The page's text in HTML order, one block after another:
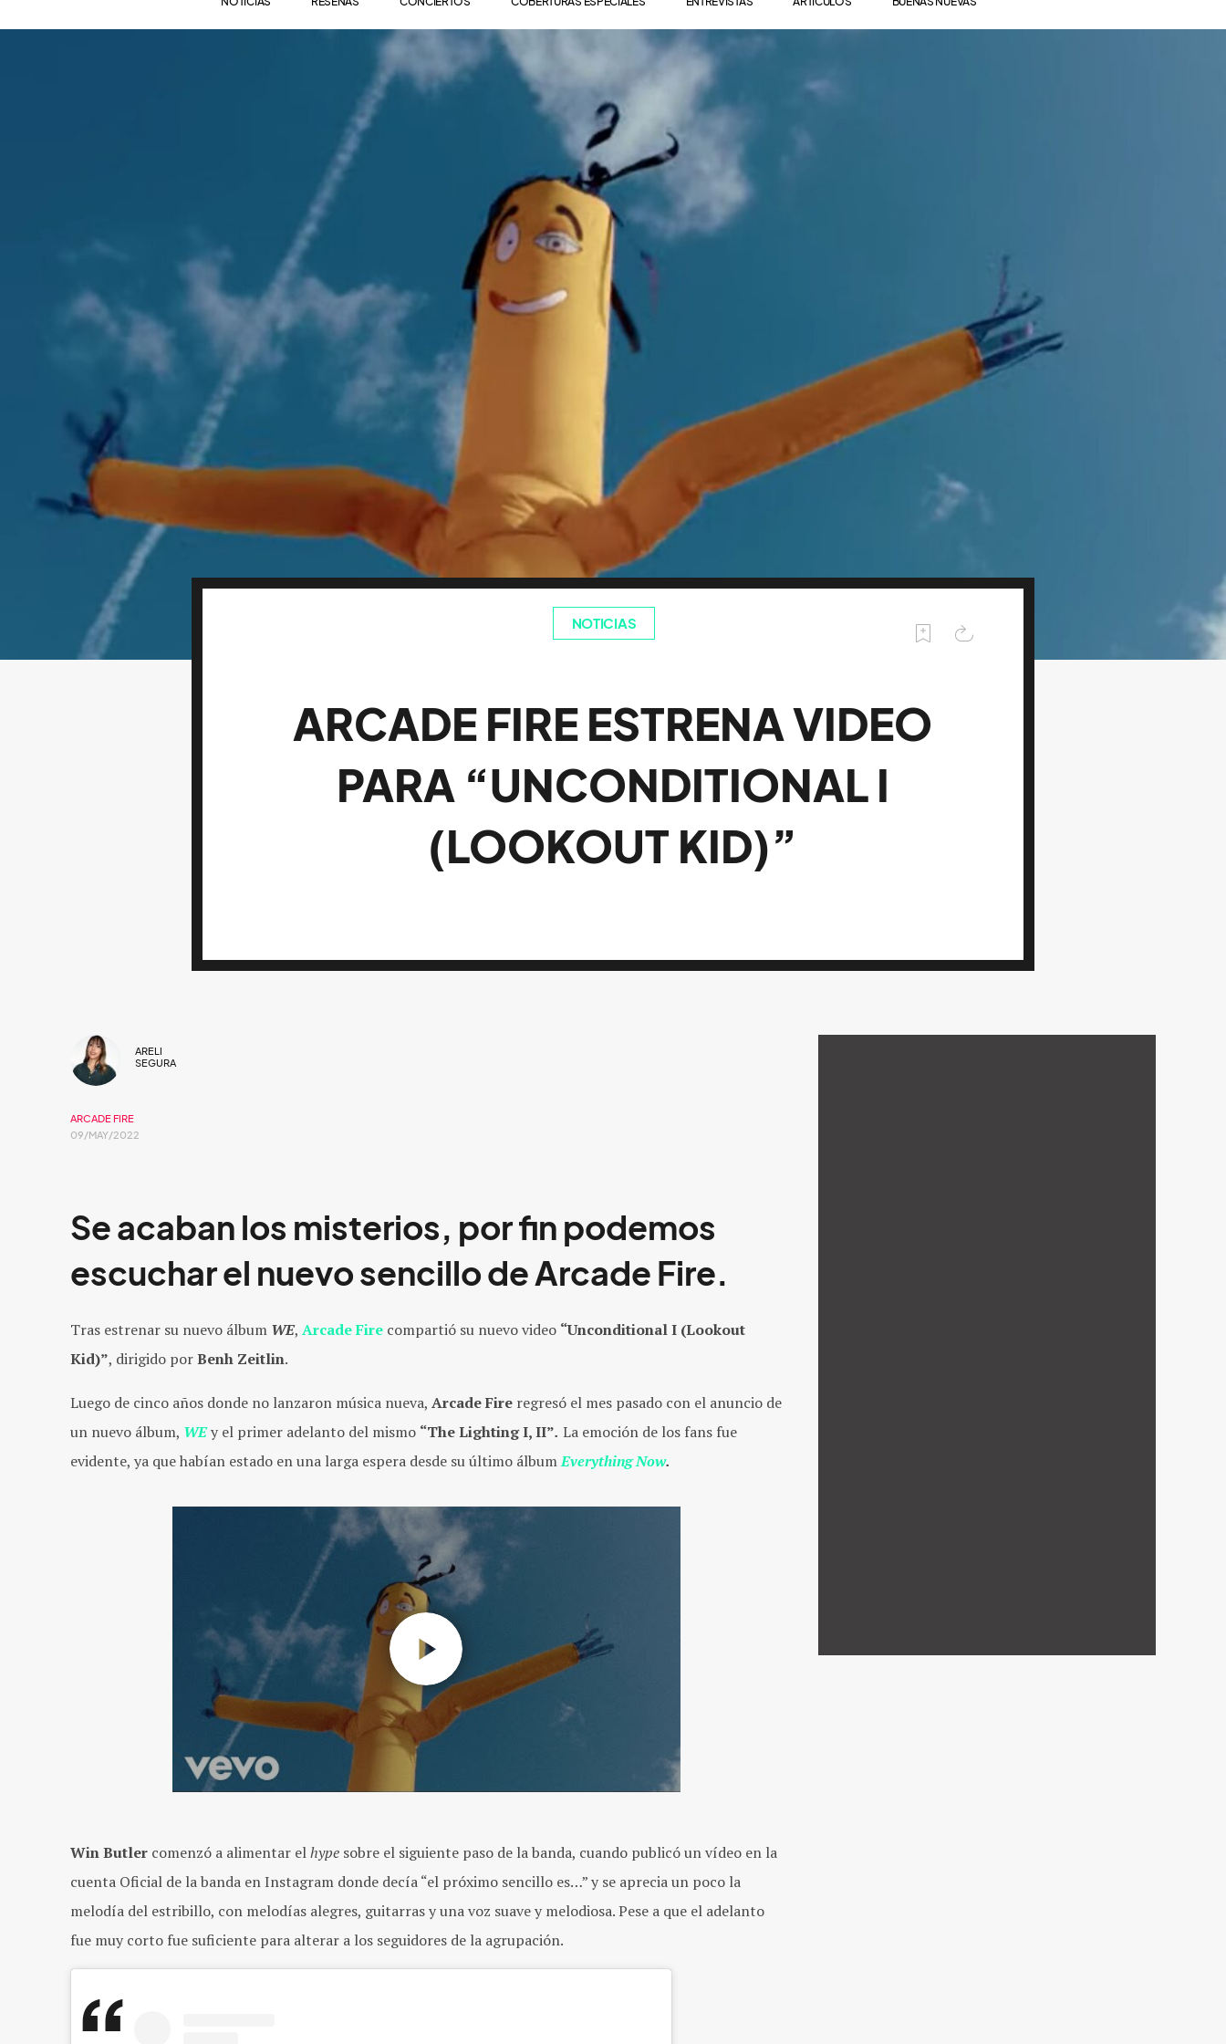
NOTICIAS
ARCADE FIRE ESTRENA VIDEO
PARA “UNCONDITIONAL I
(LOOKOUT KID)”
ARELI
SEGURA
ARCADE FIRE
09/MAY/2022
Se acaban los misterios, por fin podemos
escuchar el nuevo sencillo deArcade Fire.
Tras estrenar su nuevo álbum WE, Arcade Fire compartió su nuevo video “Unconditional I (Lookout
Kid)”, dirigido porBenh Zeitlin.
Luego de cinco años donde no lanzaron música nueva, Arcade Fire regresó el mes pasado con el anuncio de
un nuevo álbum, WEy el primer adelanto del mismo “The Lighting I, II”. La emoción de los fans fue
evidente, ya que habían estado en una larga espera desde su último álbumEverything Now.
Win Butler comenzó a alimentar elhype sobre el siguiente paso de la banda, cuando publicó un vídeo en la
cuenta Oficial de la banda en Instagram donde decía “el próximo sencillo es…” y se aprecia un poco la
melodía del estribillo, con melodías alegres, guitarras y una voz suave y melodiosa. Pese a que el adelanto
fue muy corto fue suficiente para alterar a los seguidores de la agrupación.